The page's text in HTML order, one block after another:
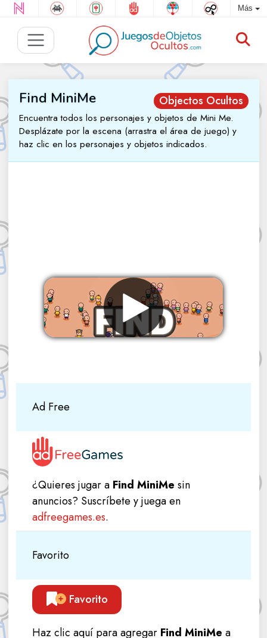
Más
Objectos Ocultos
Find MiniMe
Encuentra todos los personajes y objetos de Mini Me.
Desplázate por la escena (arrastra el área de juego) y
haz clic en los personajes y objetos indicados.
Ad Free
¿Quieres jugar a Find MiniMe sin
anuncios? Suscríbete y juega en
adfreegames.es.
Favorito
Favorito
Haz clic aquí para agregar Find MiniMe a